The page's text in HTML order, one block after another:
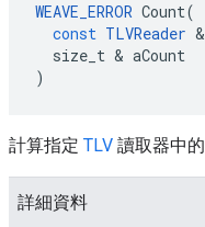
WEAVE_ERROR Count(
const TLVReader &
size_t & aCount
)
計算指定 TLV 讀取器中的
詳細資料